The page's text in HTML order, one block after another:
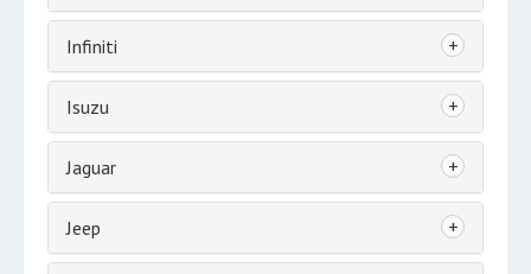
Infiniti +
Isuzu +
Jaguar +
Jeep +